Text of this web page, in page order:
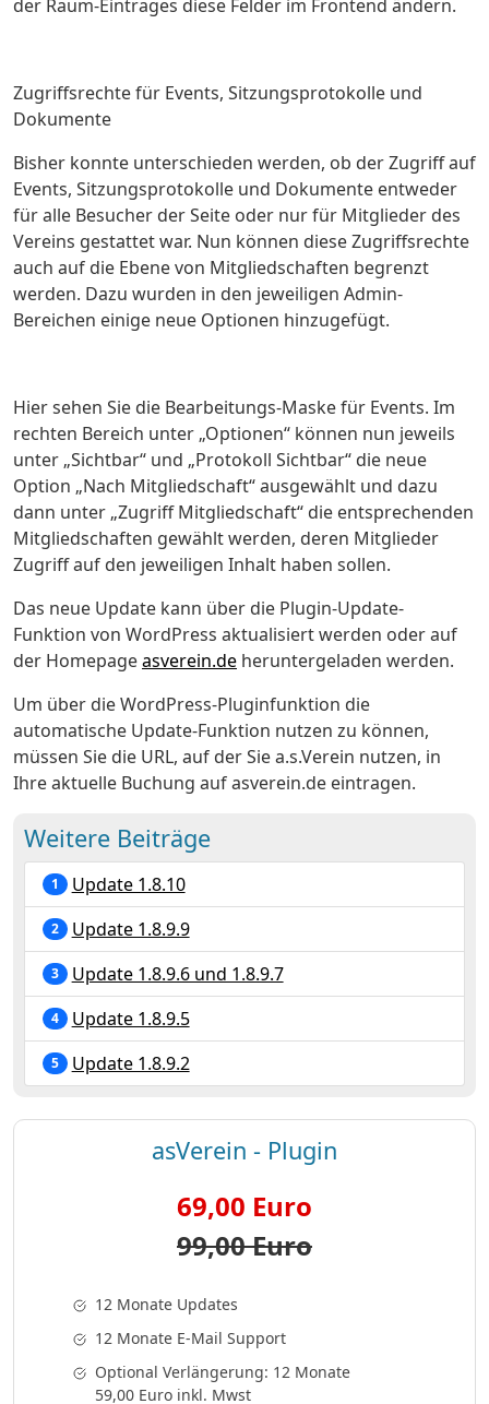
der Raum-Eintrages diese Felder im Frontend ändern.
Zugriffsrechte für Events, Sitzungsprotokolle und
Dokumente
Bisher konnte unterschieden werden, ob der Zugriff auf
Events, Sitzungsprotokolle und Dokumente entweder
für alle Besucher der Seite oder nur für Mitglieder des
Vereins gestattet war. Nun können diese Zugriffsrechte
auch auf die Ebene von Mitgliedschaften begrenzt
werden. Dazu wurden in den jeweiligen Admin-
Bereichen einige neue Optionen hinzugefügt.
Hier sehen Sie die Bearbeitungs-Maske für Events. Im
rechten Bereich unter „Optionen“ können nun jeweils
unter „Sichtbar“ und „Protokoll Sichtbar“ die neue
Option „Nach Mitgliedschaft“ ausgewählt und dazu
dann unter „Zugriff Mitgliedschaft“ die entsprechenden
Mitgliedschaften gewählt werden, deren Mitglieder
Zugriff auf den jeweiligen Inhalt haben sollen.
Das neue Update kann über die Plugin-Update-
Funktion von WordPress aktualisiert werden oder auf
der Homepageasverein.de heruntergeladen werden.
Um über die WordPress-Pluginfunktion die
automatische Update-Funktion nutzen zu können,
müssen Sie die URL, auf der Sie a.s.Verein nutzen, in
Ihre aktuelle Buchung auf asverein.de eintragen.
Weitere Beiträge
1 Update 1.8.10
2 Update 1.8.9.9
3 Update 1.8.9.6 und 1.8.9.7
4 Update 1.8.9.5
5 Update 1.8.9.2
asVerein - Plugin
69,00 Euro
99,00 Euro
12 Monate Updates
12 Monate E-Mail Support
Optional Verlängerung: 12 Monate
59,00 Euro inkl. Mwst